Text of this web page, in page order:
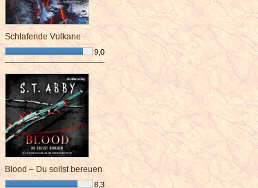
Schlafende Vulkane
9,0
¯¯¯¯¯¯¯¯¯¯¯¯¯¯¯¯¯¯¯¯¯¯¯¯
Blood – Du sollst bereuen
8,3